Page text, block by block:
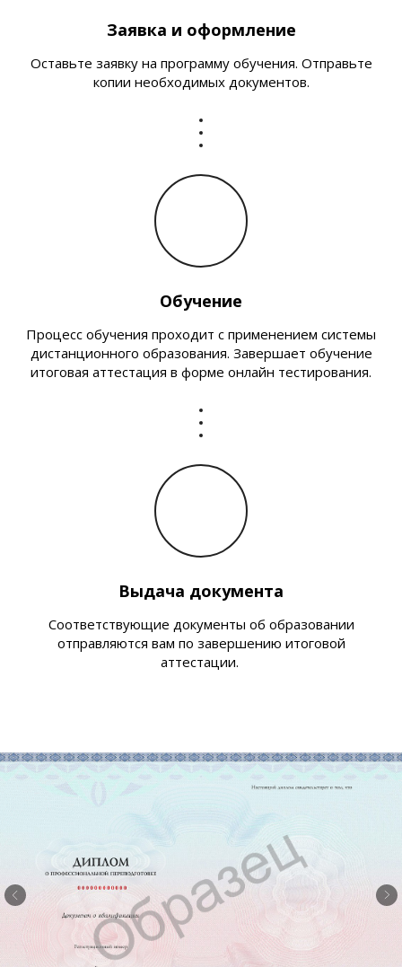
Заявка и оформление
Оставьте заявку на программу обучения. Отправьте
копии необходимых документов.
Обучение
Процесс обучения проходит с применением системы
дистанционного образования. Завершает обучение
итоговая аттестация в форме онлайн тестирования.
Выдача документа
Соответствующие документы об образовании
отправляются вам по завершению итоговой
аттестации.